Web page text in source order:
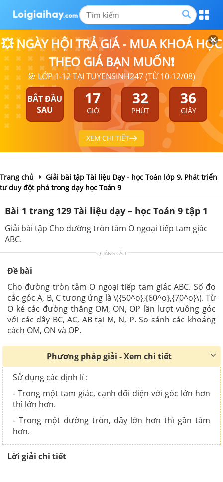
💥 NGÀY HỘI TRẢ GIÁ - MUA KHOÁ HỌC
THEO GIÁ BẠN MUỐN❗
🎯 LỚP 1-12 TẠI TUYENSINH247 (TỪ 10-12/08)
BẮT ĐẦU
SAU
17
GIỜ
32
PHÚT
35
GIÂY
XEM CHI TIẾT
Trang chủ
Giải bài tập Tài liệu Dạy - học Toán lớp 9, Phát triển
tư duy đột phá trong dạy học Toán 9
Bài 1 trang 129 Tài liệu dạy – học Toán 9 tập 1
Giải bài tập Cho đường tròn tâm O ngoại tiếp tam giác
ABC.
QUẢNG CÁO
Đề bài
Cho đường tròn tâm O ngoại tiếp tam giác ABC. Số đo
các góc A, B, C tương ứng là \({50^o},{60^o},{70^o}\). Từ
O kẻ các đường thẳng OM, ON, OP lần lượt vuông góc
với các dây BC, AC, AB tại M, N, P. So sánh các khoảng
cách OM, ON và OP.
Phương pháp giải - Xem chi tiết
Sử dụng các định lí :
- Trong một tam giác, cạnh đối diện với góc lớn hơn
thì lớn hơn.
- Trong một đường tròn, dây lớn hơn thì gần tâm
hơn.
Lời giải chi tiết